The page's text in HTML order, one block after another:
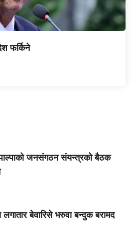
फर्किने
जनसंगठन संयन्त्रको बैठक
लगातार बेवारिसे भरुवा बन्दुक बरामद